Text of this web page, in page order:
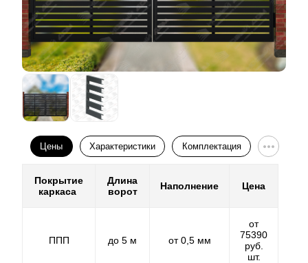
Цены Характеристики Комплектация
Покрытие
каркаса
Длина
ворот
Наполнение Цена
ППП до 5 м от 0,5 мм
от
75390
руб.
шт.